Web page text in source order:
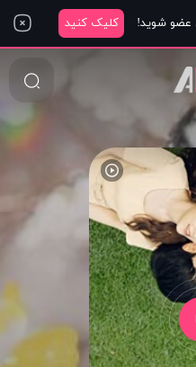
عضو شوید! کلیک کنید